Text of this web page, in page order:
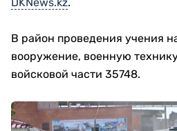
В район проведения учения
вооружение, военную
войсковой части 35748.